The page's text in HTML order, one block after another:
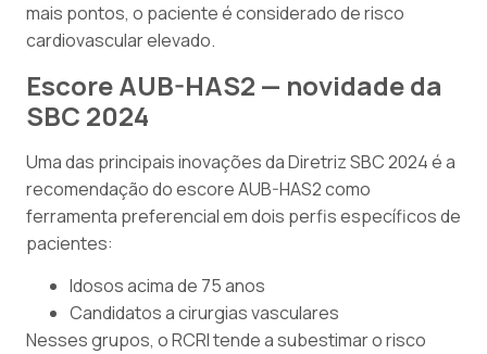
mais pontos, o paciente é considerado de risco
cardiovascular elevado.
Escore AUB-HAS2 — novidade da
SBC 2024
Uma das principais inovações da Diretriz SBC 2024 é a
recomendação do escore AUB-HAS2 como
ferramenta preferencial em dois perfis específicos de
pacientes:
Idosos acima de 75 anos
Candidatos a cirurgias vasculares
Nesses grupos, o RCRI tende a subestimar o risco